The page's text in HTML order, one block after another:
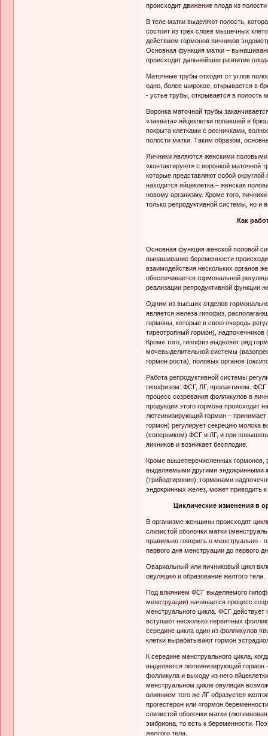
происходит движение плода из
В теле матки выделяют полость,
состоит из трех слоев мышечных
действием гормонов яичников
Основная функция матки –
происходит дальнейшее развитие
Маточные трубы отходят от углов
одно, более широкое, открывается в
- устье трубы, открывается в полость
Воронка маточной трубы
«захвата» яйцеклетки попавшей в
покрыта клетками с ресничками,
полости матки. Таким образом,
Яичники являются женскими
«контактируют» с воронкой
которые представляют собой
находится яйцеклетка – женская
новому организму. Кроме того,
только репродуктивной системы, но и
Как
Основная функция женской половой
вынашивание беременности
взаимодействия нескольких органов
обеспечивается гормональной
реализации репродуктивной функции
Одним из высших отделов
является железа гипофиз,
гормоны, которые в свою очередь
тиреотропный гормон),
Кроме того, гипофиз выделяет ряд
мочевыделительной системы
гормон роста), половых органов
Работа репродуктивной системы
гипофизом: ФСГ, ЛГ, пролактином.
процесс созревания фолликулов в
продукции этого гормона происходит
лютеинизирующий гормон – принимает
гормон) регулирует секрецию молока
(соперником) ФСГ и ЛГ, и при
яичников и возникает бесплодие.
Кроме вышеперечисленных гормонов,
выделяемыми другими эндокринными
(трийодтиронин); гормонами
эндокринных желез, может приводить
Циклические изменения в
В организме женщины происходят
слизистой оболочки матки
правильно говорить о менструально -
первого дня менструации до первого
Овариальный или яичниковый цикл
овуляцию и образование желтого тела.
Под влиянием ФСГ выделяемого
менструации) начинается процесс
менструального цикла. ФСГ
вступают несколько первичных
середине цикла один из фолликулов
клетки вырабатывают гормон
К середине менструального цикла,
выделяется лютеинизирующий гормон
фолликула и выходу из него
менструальном цикле овуляция
влиянием того же ЛГ образуется
прогестерон или «гормон
слизистой оболочки матки
эмбриона, то есть к беременности.
желтого тела.